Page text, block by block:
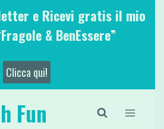
e Ricevi gratis il mio
& BenEssere”
Clicca qui!
Fun